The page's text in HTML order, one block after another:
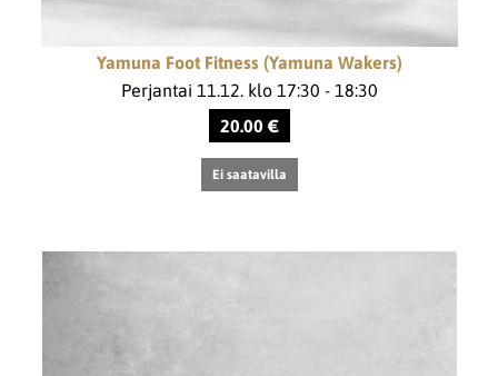
Yamuna Foot Fitness (Yamuna Wakers)
Perjantai 11.12. klo 17:30 - 18:30
20.00 €
Ei saatavilla